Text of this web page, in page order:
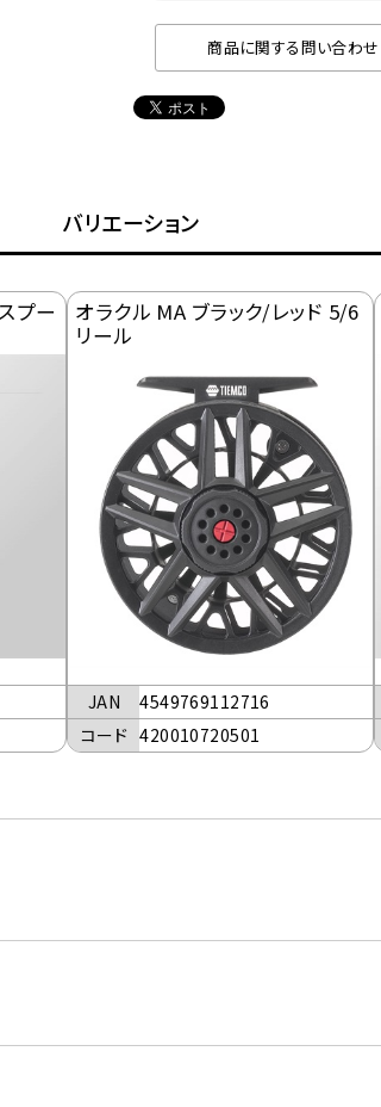
商品に関する問い合わせ
バリエーション
プー
オラクル MA ブラック/レッド 5/6
リール
JAN
4549769112716
コード 420010720501